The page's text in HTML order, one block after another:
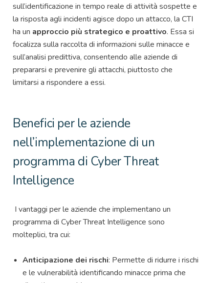
sull’identificazione in tempo reale di attività sospette e
la risposta agli incidenti agisce dopo un attacco, la CTI
ha un approccio più strategico e proattivo. Essa si
focalizza sulla raccolta di informazioni sulle minacce e
sull’analisi predittiva, consentendo alle aziende di
prepararsi e prevenire gli attacchi, piuttosto che
limitarsi a rispondere a essi.
Benefici per le aziende
nell’implementazione di un
programma di Cyber Threat
Intelligence
I vantaggi per le aziende che implementano un
programma di Cyber Threat Intelligence sono
molteplici, tra cui:
Anticipazione dei rischi: Permette di ridurre i rischi
e le vulnerabilità identificando minacce prima che